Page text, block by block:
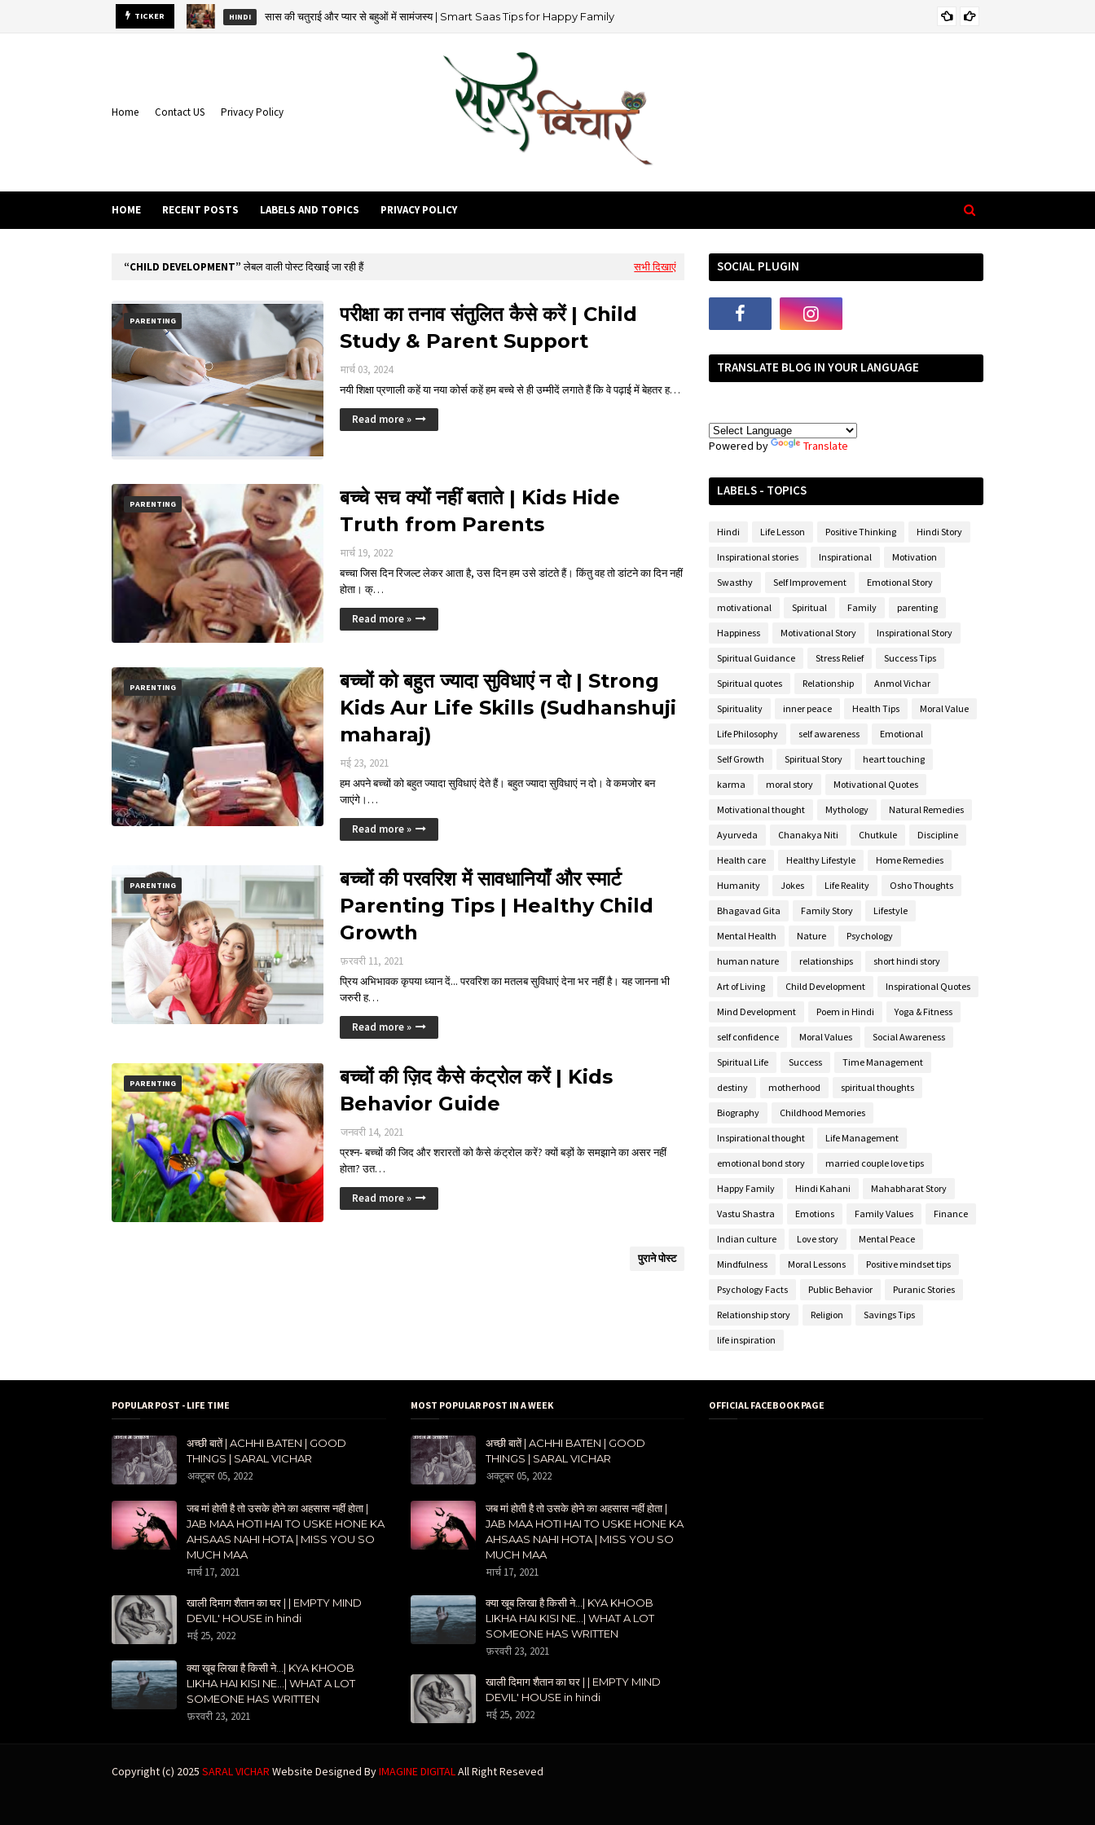
TICKER HINDI सास की चतुराई और प्यार से बहुओं में सामंजस्य | Smart Saas Tips for Happy Family
Home Contact US Privacy Policy
HOME RECENT POSTS LABELS AND TOPICS PRIVACY POLICY
CHILD DEVELOPMENT लेबल वाली पोस्ट दिखाई जा रही हैं सभी दिखाएं
PARENTING
परीक्षा का तनाव संतुलित कैसे करें | Child
Study & Parent Support
मार्च 03, 2024
नयी शिक्षा प्रणाली कहें या नया कोर्स कहें हम बच्चे से ही उम्मीदें लगाते हैं कि वे पढ़ाई में बेहतर ह…
Read more »
PARENTING
बच्चे सच क्यों नहीं बताते | Kids Hide
Truth from Parents
मार्च 19, 2022
बच्चा जिस दिन रिजल्ट लेकर आता है, उस दिन हम उसे डांटते हैं। किंतु वह तो डांटने का दिन नहीं
होता। क्…
Read more »
PARENTING
बच्चों को बहुत ज्यादा सुविधाएं न दो | Strong
Kids Aur Life Skills (Sudhanshuji
maharaj)
मई 23, 2021
हम अपने बच्चों को बहुत ज्यादा सुविधाएं देते हैं। बहुत ज्यादा सुविधाएं न दो। वे कमजोर बन
जाएंगे।…
Read more »
PARENTING
बच्चों की परवरिश में सावधानियाँ और स्मार्ट
Parenting Tips | Healthy Child
Growth
फ़रवरी 11, 2021
प्रिय अभिभावक कृपया ध्यान दें... परवरिश का मतलब सुविधाएं देना भर नहीं है। यह जानना भी
जरुरी ह…
Read more »
PARENTING
बच्चों की ज़िद कैसे कंट्रोल करें | Kids
Behavior Guide
जनवरी 14, 2021
प्रश्न- बच्चों की जिद और शरारतों को कैसे कंट्रोल करें? क्यों बड़ों के समझाने का असर नहीं
होता? उत…
Read more »
पुराने पोस्ट
SOCIAL PLUGIN
TRANSLATE BLOG IN YOUR LANGUAGE
Powered by Translate
LABELS - TOPICS
Hindi Life Lesson Positive Thinking Hindi Story
Inspirational stories Inspirational Motivation
Swasthy Self Improvement Emotional Story
motivational Spiritual Family parenting
Happiness Motivational Story Inspirational Story
Spiritual Guidance Stress Relief Success Tips
Spiritual quotes Relationship Anmol Vichar
Spirituality inner peace Health Tips Moral Value
Life Philosophy self awareness Emotional
Self Growth Spiritual Story heart touching
karma moral story Motivational Quotes
Motivational thought Mythology Natural Remedies
Ayurveda Chanakya Niti Chutkule Discipline
Health care Healthy Lifestyle Home Remedies
Humanity Jokes Life Reality Osho Thoughts
Bhagavad Gita Family Story Lifestyle
Mental Health Nature Psychology
human nature relationships short hindi story
Art of Living Child Development Inspirational Quotes
Mind Development Poem in Hindi Yoga & Fitness
self confidence Moral Values Social Awareness
Spiritual Life Success Time Management
destiny motherhood spiritual thoughts
Biography Childhood Memories
Inspirational thought Life Management
emotional bond story married couple love tips
Happy Family Hindi Kahani Mahabharat Story
Vastu Shastra Emotions Family Values Finance
Indian culture Love story Mental Peace
Mindfulness Moral Lessons Positive mindset tips
Psychology Facts Public Behavior Puranic Stories
Relationship story Religion Savings Tips
life inspiration
POPULAR POST - LIFE TIME
अच्छी बातें | ACHHI BATEN | GOOD
THINGS | SARAL VICHAR
अक्टूबर 05, 2022
जब मां होती है तो उसके होने का अहसास नहीं होता |
JAB MAA HOTI HAI TO USKE HONE KA
AHSAAS NAHI HOTA | MISS YOU SO
MUCH MAA
मार्च 17, 2021
खाली दिमाग शैतान का घर | | EMPTY MIND
DEVIL' HOUSE in hindi
मई 25, 2022
क्या खूब लिखा है किसी ने...| KYA KHOOB
LIKHA HAI KISI NE...| WHAT A LOT
SOMEONE HAS WRITTEN
फ़रवरी 23, 2021
MOST POPULAR POST IN A WEEK
अच्छी बातें | ACHHI BATEN | GOOD
THINGS | SARAL VICHAR
अक्टूबर 05, 2022
जब मां होती है तो उसके होने का अहसास नहीं होता |
JAB MAA HOTI HAI TO USKE HONE KA
AHSAAS NAHI HOTA | MISS YOU SO
MUCH MAA
मार्च 17, 2021
क्या खूब लिखा है किसी ने...| KYA KHOOB
LIKHA HAI KISI NE...| WHAT A LOT
SOMEONE HAS WRITTEN
फ़रवरी 23, 2021
खाली दिमाग शैतान का घर | | EMPTY MIND
DEVIL' HOUSE in hindi
मई 25, 2022
OFFICIAL FACEBOOK PAGE
Copyright (c) 2025 SARAL VICHAR Website Designed ByIMAGINE DIGITALAll Right Reseved